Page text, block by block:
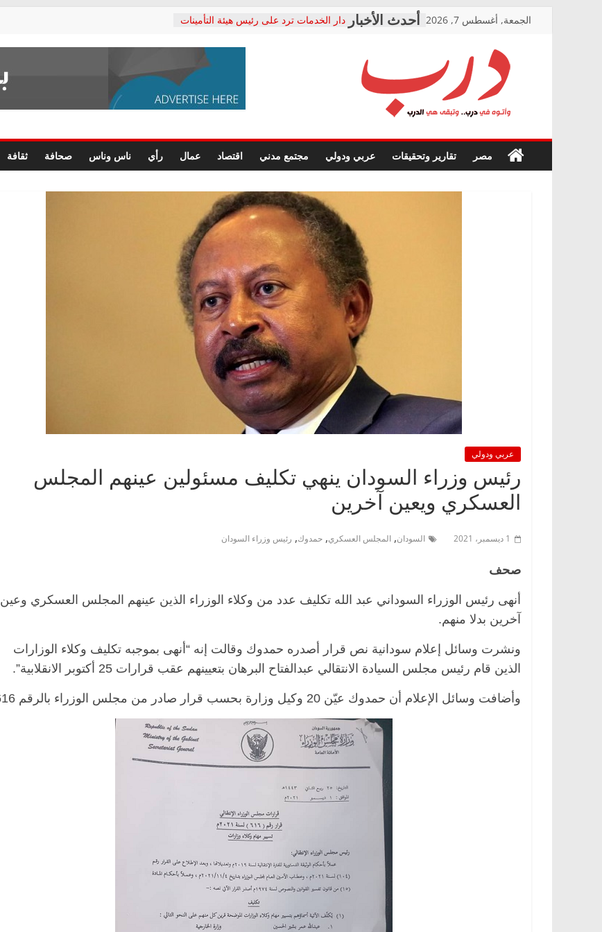
الجمعة, أغسطس 7, 2026
دار الخدمات ترد على رئيس هيئة التأمينات
معاناة أصحاب المعاشات.. ونطالب بكشف
فرحات سليمان يكتب: القطاع الصحي إلى
حزب التحالف الشعبي يطلق لجنة “الحق
صور .. اعتماد الرسومات النهائية للقرار
الوزاري لمدينة الصحفيين.. وانتهاء أعمال
إنشاء المبنى الإداري
متابعة قضية الدكتور محمد زهران.. ويؤكد:
قرينة البراءة وضمانات المحاكمة العادلة
حق أصيل
درب
في
درب..
مصر تقارير وتحقيقات عربي ودولي مجتمع مدني اقتصاد عمال رأي ناس وناس صحافة ثقافة
عربي ودولي
رئيس وزراء السودان ينهي تكليف مسئولين عينهم المجلس
العسكري ويعين آخرين
1 ديسمبر، 2021 السودان, المجلس العسكري, حمدوك, رئيس وزراء السودان
صحف
أنهى رئيس الوزراء السوداني عبد الله تكليف عدد من وكلاء الوزراء الذين عينهم المجلس العسكري وعين
آخرين بدلا منهم.
ونشرت وسائل إعلام سودانية نص قرار أصدره حمدوك وقالت إنه “أنهى بموجبه تكليف وكلاء الوزارات
الذين قام رئيس مجلس السيادة الانتقالي عبدالفتاح البرهان بتعيينهم عقب قرارات 25 أكتوبر الانقلابية”.
وأضافت وسائل الإعلام أن حمدوك عيّن 20 وكيل وزارة بحسب قرار صادر من مجلس الوزراء بالرقم 616 .